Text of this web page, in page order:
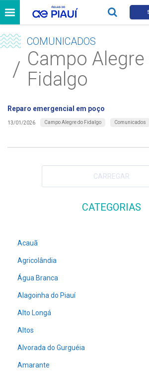
COMUNICADOS
Campo Alegre
Fidalgo
Reparo emergencial em poço
13/01/2026 Campo Alegre do Fidalgo Comunicados
CARREGAR
CATEGORIAS
Acauã
Agricolândia
Água Branca
Alagoinha do Piauí
Alto Longá
Altos
Alvorada do Gurguéia
Amarante